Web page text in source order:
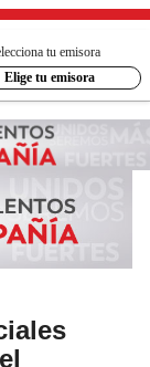
tu emisora
Elige tu emisora